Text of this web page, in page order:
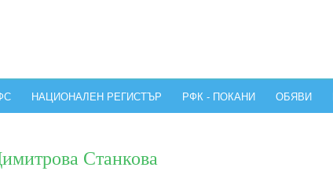
НАЦИОНАЛЕН РЕГИСТЪР РФК - ПОКАНИ ОБЯВИ
Станкова